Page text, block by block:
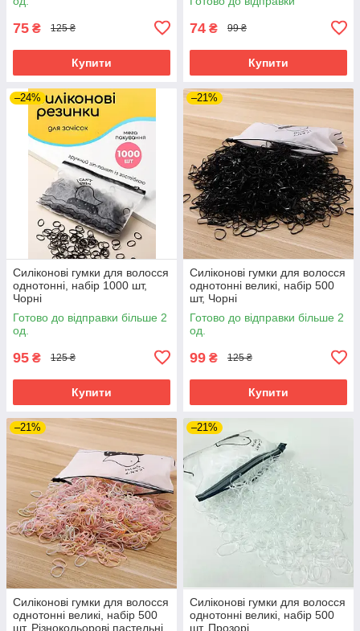
75 ₴ 125 ₴
Купити
74 ₴ 99 ₴
Купити
–24%
Силіконові гумки для волосся
однотонні, набір 1000 шт,
Чорні
Готово до відправки більше 2
од.
95 ₴ 125 ₴
Купити
–21%
Силіконові гумки для волосся
однотонні великі, набір 500
шт, Чорні
Готово до відправки більше 2
од.
99 ₴ 125 ₴
Купити
–21%
Силіконові гумки для волосся
однотонні великі, набір 500
шт, Різнокольорові пастельні
–21%
Силіконові гумки для волосся
однотонні великі, набір 500
шт, Прозорі